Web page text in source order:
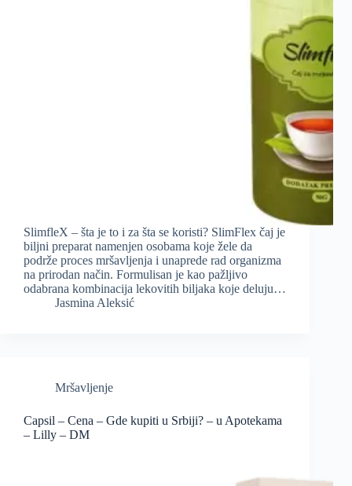
SlimfleX – šta je to i za šta se koristi? SlimFlex čaj je
biljni preparat namenjen osobama koje žele da
podrže proces mršavljenja i unaprede rad organizma
na prirodan način. Formulisan je kao pažljivo
odabrana kombinacija lekovitih biljaka koje deluju…
Jasmina Aleksić
Mršavljenje
Capsil – Cena – Gde kupiti u Srbiji? – u Apotekama
– Lilly – DM